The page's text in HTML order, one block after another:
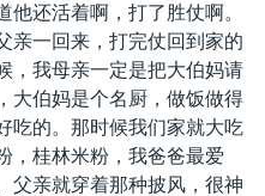
他还活着啊，打了胜仗啊。
亲一回来，打完仗回到家的
，我母亲一定是把大伯妈请
大伯妈是个名厨，做饭做得
吃的。那时候我们家就大吃
，桂林米粉，我爸爸最爱
父亲就穿着那种披风，很神